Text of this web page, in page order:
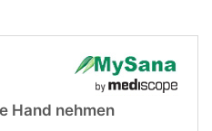
Hand nehmen